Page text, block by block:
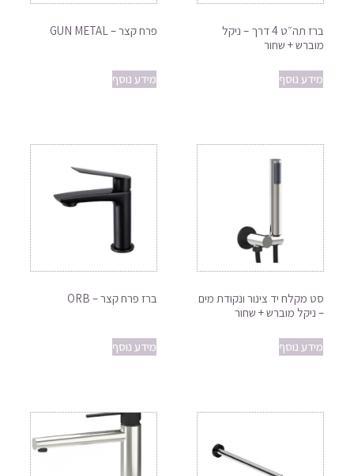
ברז תה״ט 4 דרך – ניקל
מוברש + שחור
מידע נוסף
פרח קצר – GUN METAL
מידע נוסף
סט מקלח יד צינור ונקודת מים
– ניקל מוברש + שחור
מידע נוסף
ברז פרח קצר – ORB
מידע נוסף